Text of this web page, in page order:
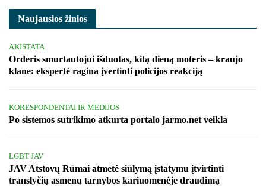
Naujausios žinios
AKISTATA
Orderis smurtautojui išduotas, kitą dieną moteris – kraujo
klane: ekspertė ragina įvertinti policijos reakciją
KORESPONDENTAI IR MEDIJOS
Po sistemos sutrikimo atkurta portalo jarmo.net veikla
LGBT JAV
JAV Atstovų Rūmai atmetė siūlymą įstatymu įtvirtinti
translyčių asmenų tarnybos kariuomenėje draudimą